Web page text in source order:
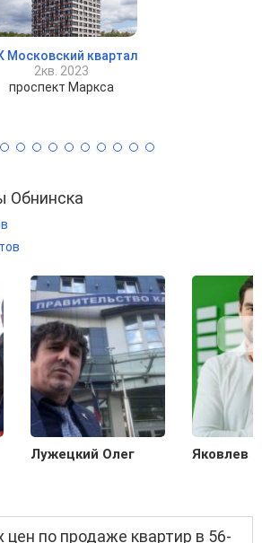
Московский квартал
2кв. 2023
проспект Маркса
Обнинска
Лужецкий Олег Яковлев
цен по продаже квартир в 56-